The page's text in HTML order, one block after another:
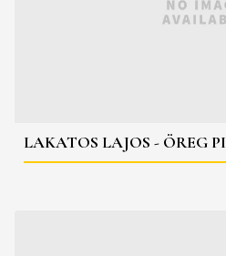
LAKATOS LAJOS - ÖREG